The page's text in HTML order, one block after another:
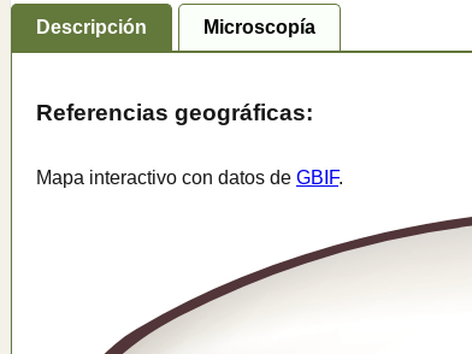
Descripción Microscopía
Referencias geográficas:
Mapa interactivo con datos de GBIF.